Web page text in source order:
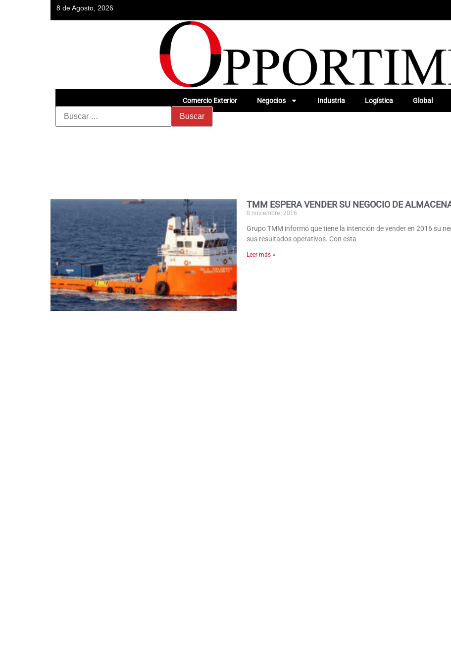
8 de Agosto, 2026
Comercio Exterior Negocios Industria Logística Global
TMM ESPERA VENDER SU NEGOCIO DE
8 noviembre, 2016
Grupo TMM informó que tiene la intención de vender en 2016 su
sus resultados operativos. Con esta
Leer más »